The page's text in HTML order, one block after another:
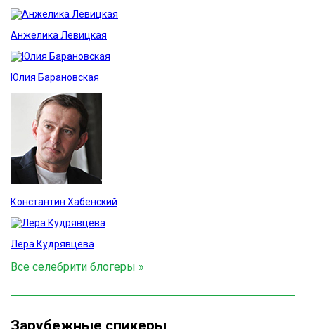
Анжелика Левицкая
Юлия Барановская
Константин Хабенский
Лера Кудрявцева
Все селебрити блогеры »